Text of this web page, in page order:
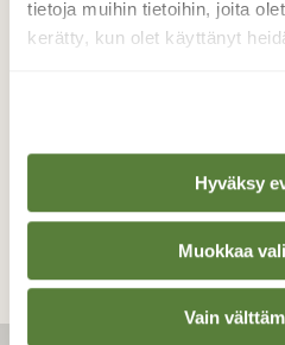
tietoja muihin tietoihin, joita
kerätty, kun olet käyttänyt
Hyväksy
Muokkaa
Vain
Valokuvaaja: Birgit